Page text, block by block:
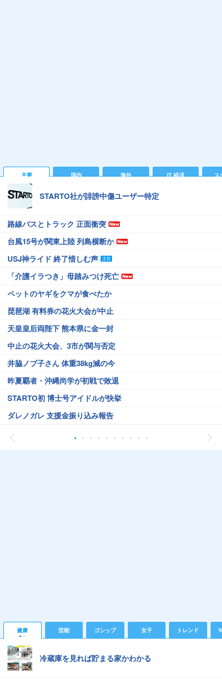
主要 国内 海外 IT 経済 ス
STARTO社が誹謗中傷ユーザー特定
路線バスとトラック 正面衝突
台風15号が関東上陸 列島横断か
USJ神ライド 終了惜しむ声
「介護イラつき」母踏みつけ死亡
ペットのヤギをクマが食べたか
琵琶湖 有料券の花火大会が中止
天皇皇后両陛下 熊本県に金一封
中止の花火大会、3市が関与否定
井脇ノブ子さん 体重38kg減の今
昨夏覇者・沖縄尚学が初戦で敗退
STARTO初 博士号アイドルが快挙
ダレノガレ 支援金振り込み報告
健康 芸能 ゴシップ 女子 トレンド
冷蔵庫を見れば貯まる家かわかる